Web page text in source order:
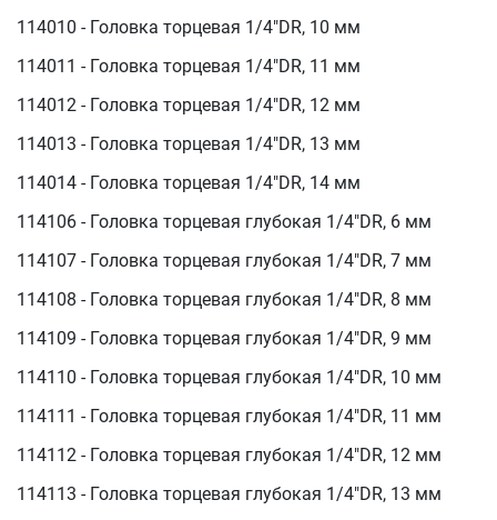
114010 - Головка торцевая 1/4"DR, 10 мм
114011 - Головка торцевая 1/4"DR, 11 мм
114012 - Головка торцевая 1/4"DR, 12 мм
114013 - Головка торцевая 1/4"DR, 13 мм
114014 - Головка торцевая 1/4"DR, 14 мм
114106 - Головка торцевая глубокая 1/4"DR, 6 мм
114107 - Головка торцевая глубокая 1/4"DR, 7 мм
114108 - Головка торцевая глубокая 1/4"DR, 8 мм
114109 - Головка торцевая глубокая 1/4"DR, 9 мм
114110 - Головка торцевая глубокая 1/4"DR, 10 мм
114111 - Головка торцевая глубокая 1/4"DR, 11 мм
114112 - Головка торцевая глубокая 1/4"DR, 12 мм
114113 - Головка торцевая глубокая 1/4"DR, 13 мм